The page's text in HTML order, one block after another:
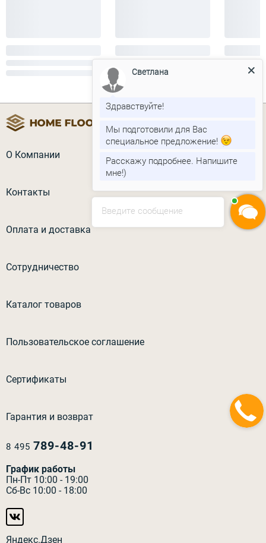
О Компании
Контакты
Оплата и доставка
Сотрудничество
Каталог товаров
Пользовательское соглашение
Сертификаты
Гарантия и возврат
8 495 789-48-91
График работы
Пн-Пт 10:00 - 19:00
Сб-Вс 10:00 - 18:00
Яндекс.Дзен
Введите сообщение
Светлана
Здравствуйте!
Мы подготовили для Вас
специальное предложение!
Расскажу подробнее. Напишите
мне!)